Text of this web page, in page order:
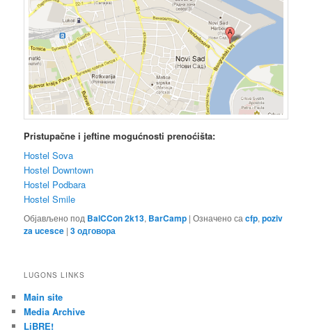
Pristupačne i jeftine mogućnosti prenoćišta:
Hostel Sova
Hostel Downtown
Hostel Podbara
Hostel Smile
Објављено под BalCCon 2k13, BarCamp |Означено са cfp,poziv
za ucesce |3одговора
LUGONS LINKS
Main site
Media Archive
LiBRE!